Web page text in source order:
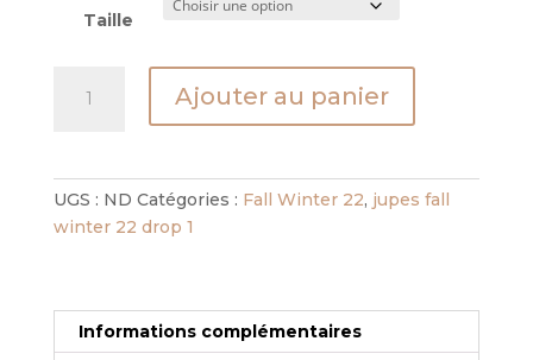
Taille
dore
Ajouter au panier
UGS : ND Catégories : Fall Winter 22, jupes fall
winter 22 drop 1
Informations complémentaires